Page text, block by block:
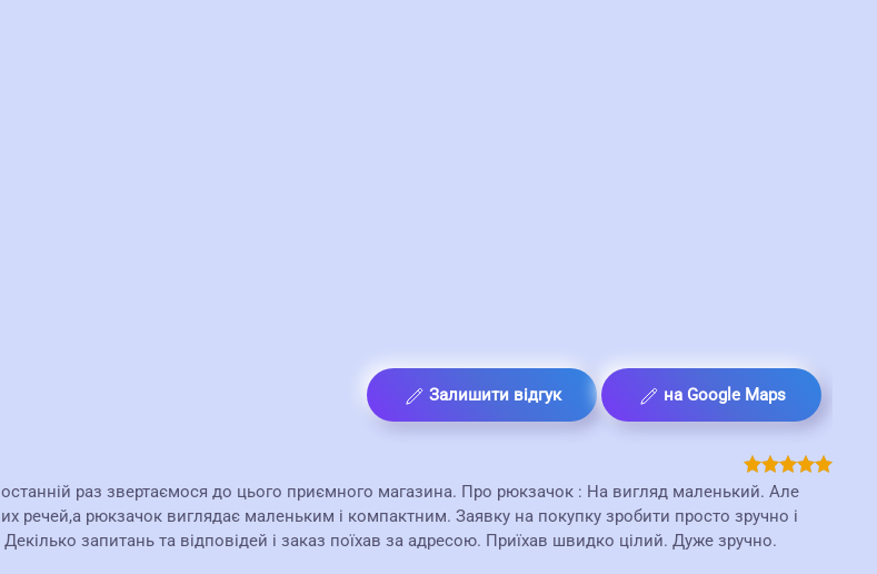
Залишити відгук на Google Maps
раз звертаємося до цього приємного магазина. Про рюкзачок : На вигляд маленький. Але
речей,а рюкзачок виглядає маленьким і компактним. Заявку на покупку зробити просто зручно і
запитань та відповідей і заказ поїхав за адресою. Приїхав швидко цілий. Дуже зручно.